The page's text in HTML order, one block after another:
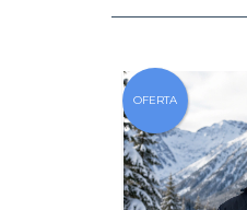
OFERTA